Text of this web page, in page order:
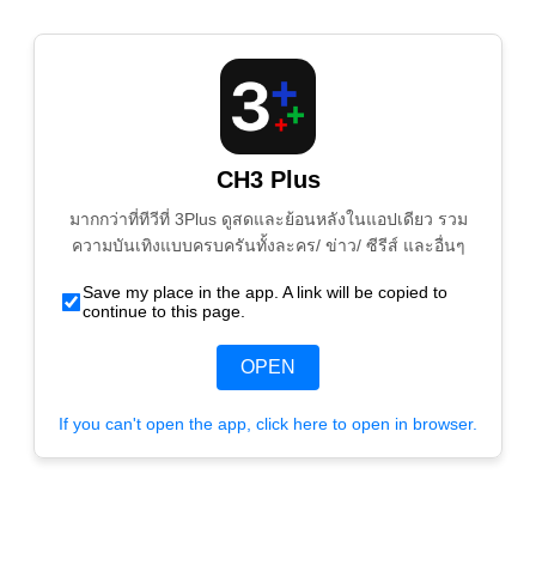
CH3 Plus
มากกว่าที่ทีวีที่ 3Plus ดูสดและย้อนหลังในแอปเดียว รวม
ความบันเทิงแบบครบครันทั้งละคร/ ข่าว/ ซีรีส์ และอื่นๆ
Save my place in the app. A link will be copied to
continue to this page.
OPEN
If you can't open the app, click here to open in browser.